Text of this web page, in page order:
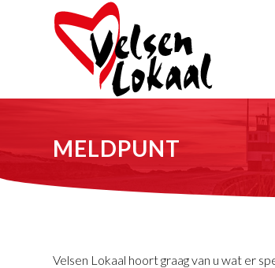
MELDPUNT
Velsen Lokaal hoort graag van u wat er